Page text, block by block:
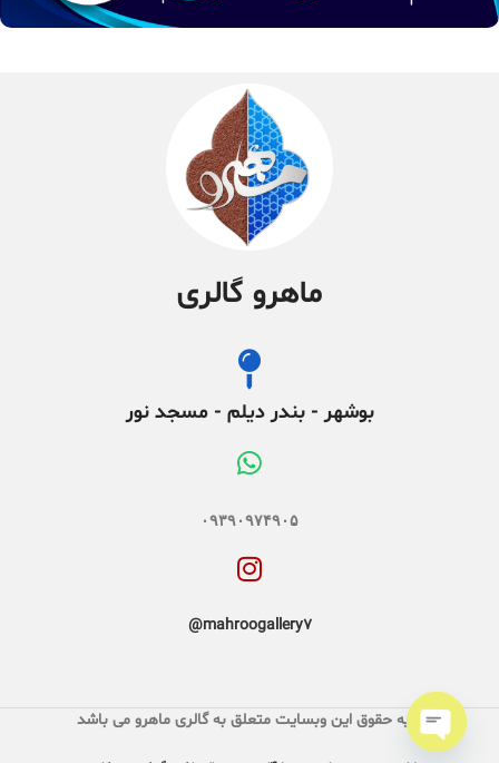
ماهرو گالری
بوشهر - بندر دیلم - مسجد نور
۰۹۳۹۰۹۷۴۹۰۵
mahroogallery7@
کلیه حقوق این وبسایت متعلق به گالری ماهرو می باشد